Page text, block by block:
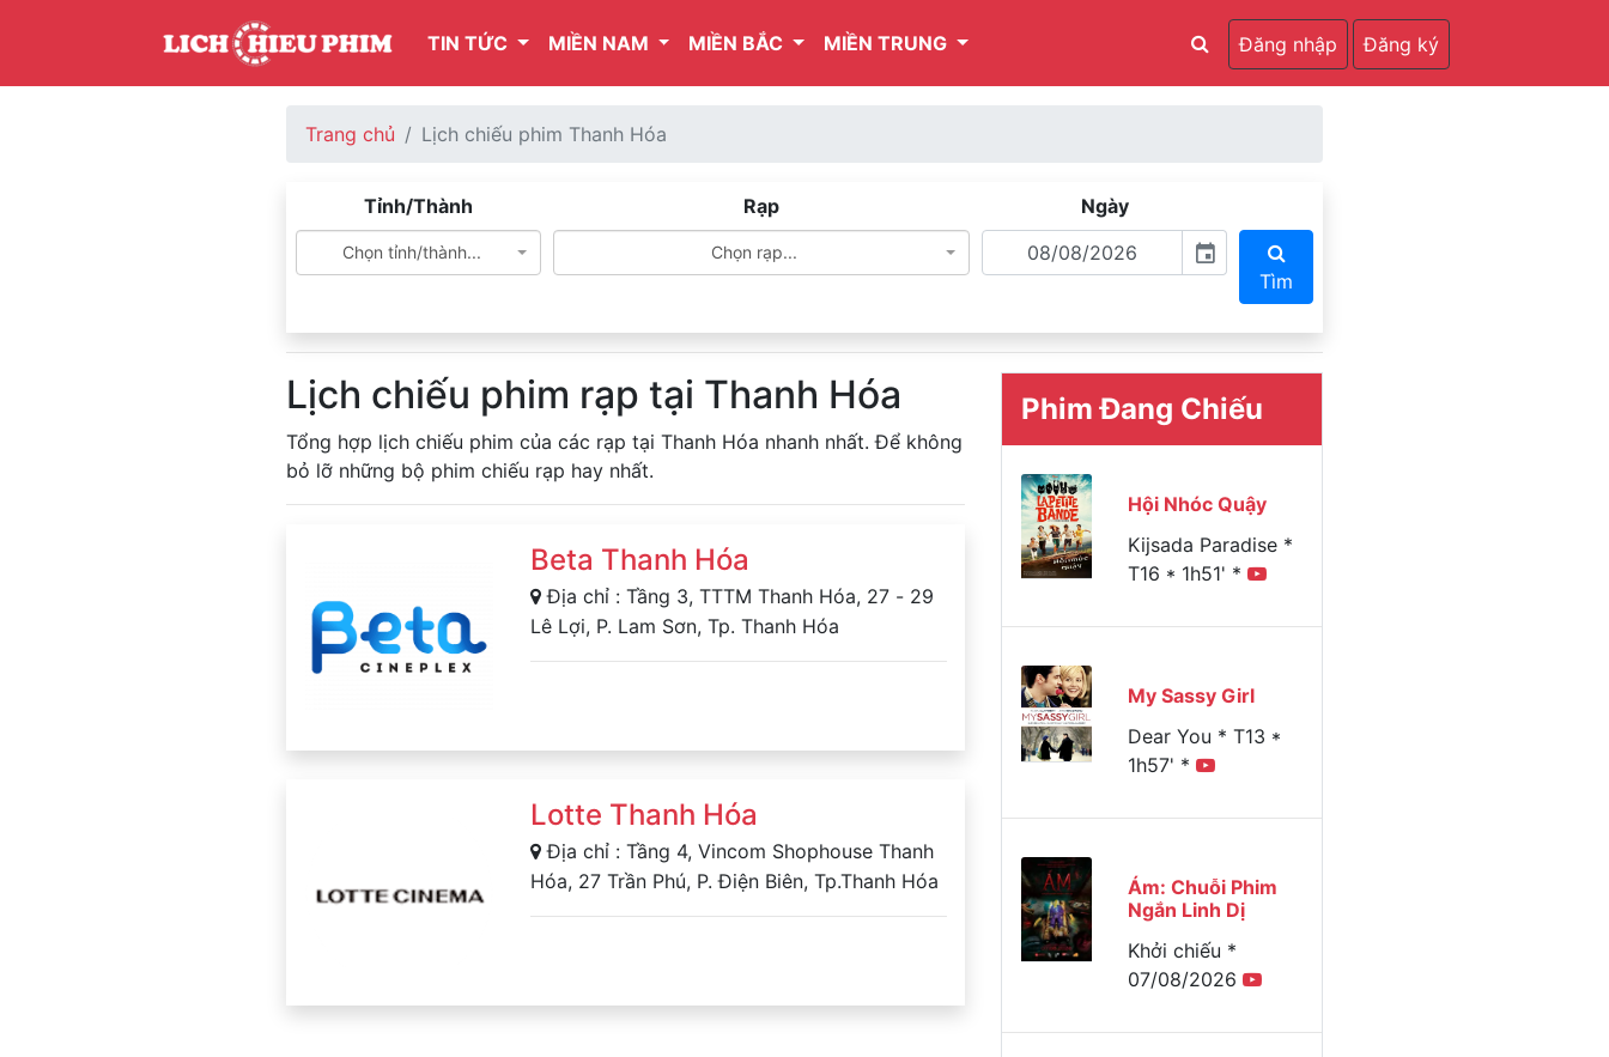
TIN TỨC MIỀN NAM MIỀN BẮC MIỀN TRUNG Đăng nhập Đăng ký
Trang chủ Lịch chiếu phim Thanh Hóa
Tỉnh/Thành
Chọn tỉnh/thành...
Rạp
Chọn rạp...
Ngày
event
Tìm
Lịch chiếu phim rạp tại Thanh Hóa
Tổng hợp lịch chiếu phim của các rạp tại Thanh Hóa nhanh nhất. Để không
bỏ lỡ những bộ phim chiếu rạp hay nhất.
Beta Thanh Hóa
Địa chỉ : Tầng 3, TTTM Thanh Hóa, 27 - 29
Lê Lợi, P. Lam Sơn, Tp. Thanh Hóa
Lotte Thanh Hóa
Địa chỉ : Tầng 4, Vincom Shophouse Thanh
Hóa, 27 Trần Phú, P. Điện Biên, Tp.Thanh Hóa
Phim Đang Chiếu
Hội Nhóc Quậy
Kijsada Paradise *
T16 * 1h51' *
My Sassy Girl
Dear You * T13 *
1h57' *
Ám: Chuỗi Phim
Ngắn Linh Dị
Khởi chiếu *
07/08/2026